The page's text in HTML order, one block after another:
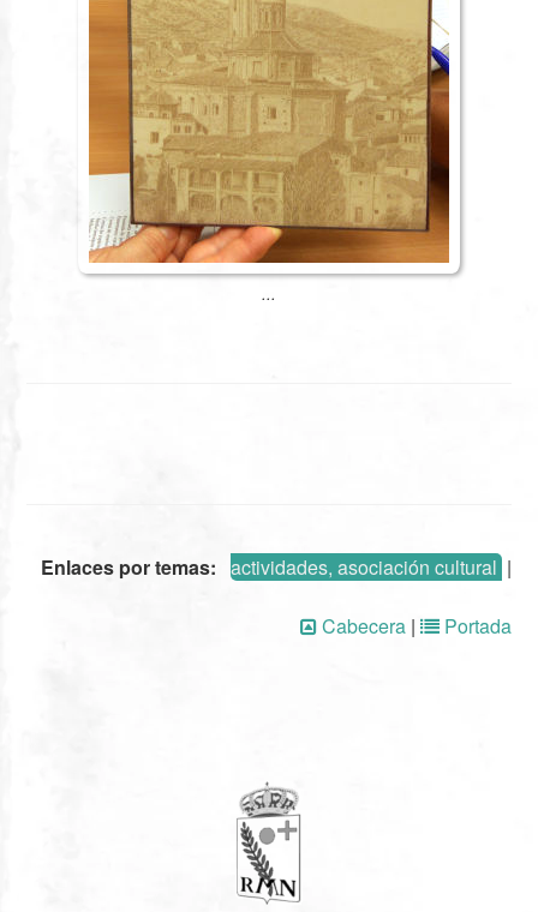
...
Enlaces por temas: actividades, asociación cultural|
Cabecera| Portada